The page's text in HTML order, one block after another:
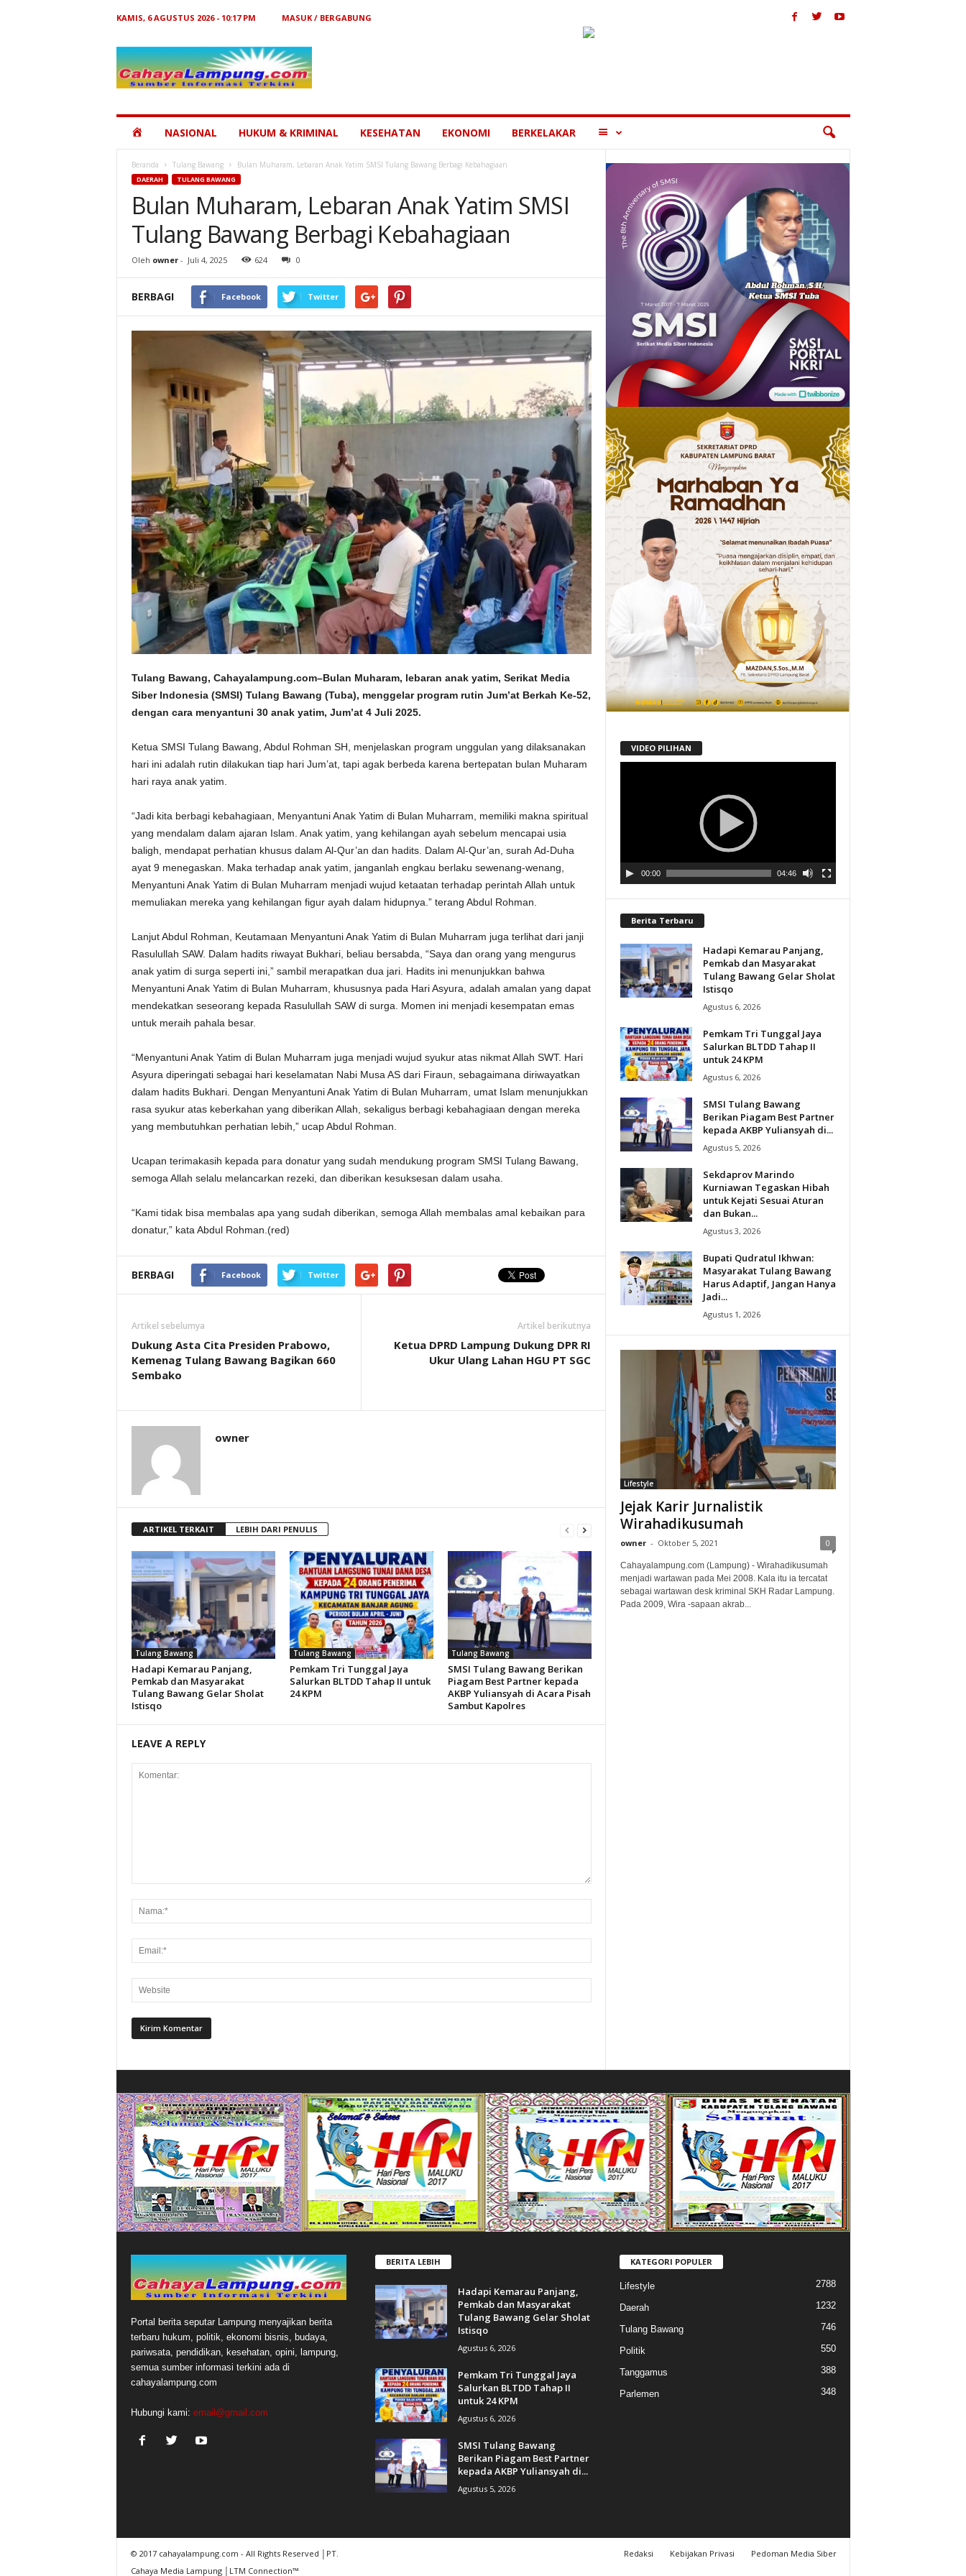
KAMIS, 6 AGUSTUS 2026 - 10:17 PM
MASUK / BERGABUNG
Lampung
HOMENASIONAL HUKUM & KRIMINAL KESEHATAN EKONOMI BERKELAKAR MORE
Beranda Tulang Bawang Bulan Muharam, Lebaran Anak Yatim SMSI Tulang Bawang Berbagi Kebahagiaan
DAERAH TULANG BAWANG
Bulan Muharam, Lebaran Anak Yatim SMSI
Tulang Bawang Berbagi Kebahagiaan
Oleh owner- Juli 4, 2025 624 0
BERBAGI Facebook Twitter
Tulang Bawang, Cahayalampung.com–Bulan Muharam, lebaran anak yatim, Serikat Media
Siber Indonesia (SMSI) Tulang Bawang (Tuba), menggelar program rutin Jum’at Berkah Ke-52,
dengan cara menyantuni 30 anak yatim, Jum’at 4 Juli 2025.
Ketua SMSI Tulang Bawang, Abdul Rohman SH, menjelaskan program unggulan yang dilaksanakan
hari ini adalah rutin dilakukan tiap hari Jum’at, tapi agak berbeda karena bertepatan bulan Muharam
hari raya anak yatim.
“Jadi kita berbagi kebahagiaan, Menyantuni Anak Yatim di Bulan Muharram, memiliki makna spiritual
yang mendalam dalam ajaran Islam. Anak yatim, yang kehilangan ayah sebelum mencapai usia
baligh, mendapat perhatian khusus dalam Al-Qur’an dan hadits. Dalam Al-Qur’an, surah Ad-Duha
ayat 9 menegaskan. Maka terhadap anak yatim, janganlah engkau berlaku sewenang-wenang,
Menyantuni Anak Yatim di Bulan Muharram menjadi wujud ketaatan terhadap perintah Allah untuk
memuliakan mereka yang kehilangan figur ayah dalam hidupnya.” terang Abdul Rohman.
Lanjut Abdul Rohman, Keutamaan Menyantuni Anak Yatim di Bulan Muharram juga terlihat dari janji
Rasulullah SAW. Dalam hadits riwayat Bukhari, beliau bersabda, “Saya dan orang yang mengurus
anak yatim di surga seperti ini,” sambil merapatkan dua jari. Hadits ini menunjukkan bahwa
Menyantuni Anak Yatim di Bulan Muharram, khususnya pada Hari Asyura, adalah amalan yang dapat
mendekatkan seseorang kepada Rasulullah SAW di surga. Momen ini menjadi kesempatan emas
untuk meraih pahala besar.
“Menyantuni Anak Yatim di Bulan Muharram juga menjadi wujud syukur atas nikmat Allah SWT. Hari
Asyura diperingati sebagai hari keselamatan Nabi Musa AS dari Firaun, sebagaimana diriwayatkan
dalam hadits Bukhari. Dengan Menyantuni Anak Yatim di Bulan Muharram, umat Islam menunjukkan
rasa syukur atas keberkahan yang diberikan Allah, sekaligus berbagi kebahagiaan dengan mereka
yang membutuhkan perhatian lebih,” ucap Abdul Rohman.
Ucapan terimakasih kepada para donatur yang sudah mendukung program SMSI Tulang Bawang,
semoga Allah selalu melancarkan rezeki, dan diberikan kesuksesan dalam usaha.
“Kami tidak bisa membalas apa yang sudah diberikan, semoga Allah membalas amal kebaikan para
donatur,” kata Abdul Rohman.(red)
BERBAGI Facebook Twitter
Artikel sebelumya
Dukung Asta Cita Presiden Prabowo,
Kemenag Tulang Bawang Bagikan 660
Sembako
Artikel berikutnya
Ketua DPRD Lampung Dukung DPR RI
Ukur Ulang Lahan HGU PT SGC
owner
ARTIKEL TERKAIT LEBIH DARI PENULIS
Tulang Bawang
Hadapi Kemarau Panjang,
Pemkab dan Masyarakat
Tulang Bawang Gelar Sholat
Istisqo
Tulang Bawang
Pemkam Tri Tunggal Jaya
Salurkan BLTDD Tahap II untuk
24 KPM
Tulang Bawang
SMSI Tulang Bawang Berikan
Piagam Best Partner kepada
AKBP Yuliansyah di Acara Pisah
Sambut Kapolres
LEAVE A REPLY
VIDEO PILIHAN
00:00 04:46
Berita Terbaru
Hadapi Kemarau Panjang,
Pemkab dan Masyarakat
Tulang Bawang Gelar Sholat
Istisqo
Agustus 6, 2026
Pemkam Tri Tunggal Jaya
Salurkan BLTDD Tahap II
untuk 24 KPM
Agustus 6, 2026
SMSI Tulang Bawang
Berikan Piagam Best Partner
kepada AKBP Yuliansyah di...
Agustus 5, 2026
Sekdaprov Marindo
Kurniawan Tegaskan Hibah
untuk Kejati Sesuai Aturan
dan Bukan...
Agustus 3, 2026
Bupati Qudratul Ikhwan:
Masyarakat Tulang Bawang
Harus Adaptif, Jangan Hanya
Jadi...
Agustus 1, 2026
Lifestyle
Jejak Karir Jurnalistik
Wirahadikusumah
owner - Oktober 5, 2021 0
Cahayalampung.com (Lampung) - Wirahadikusumah
menjadi wartawan pada Mei 2008. Kala itu ia tercatat
sebagai wartawan desk kriminal SKH Radar Lampung.
Pada 2009, Wira -sapaan akrab...
Portal berita seputar Lampung menyajikan berita
terbaru hukum, politik, ekonomi bisnis, budaya,
pariwsata, pendidikan, kesehatan, opini, lampung,
semua sumber informasi terkini ada di
cahayalampung.com
Hubungi kami: email@gmail.com
BERITA LEBIH
Hadapi Kemarau Panjang,
Pemkab dan Masyarakat
Tulang Bawang Gelar Sholat
Istisqo
Agustus 6, 2026
Pemkam Tri Tunggal Jaya
Salurkan BLTDD Tahap II
untuk 24 KPM
Agustus 6, 2026
SMSI Tulang Bawang
Berikan Piagam Best Partner
kepada AKBP Yuliansyah di...
Agustus 5, 2026
KATEGORI POPULER
Lifestyle 2788
Daerah 1232
Tulang Bawang 746
Politik 550
Tanggamus 388
Parlemen 348
Redaksi Kebijakan Privasi Pedoman Media Siber
© 2017 cahayalampung.com - All Rights Reserved │PT.
Cahaya Media Lampung │LTM Connection™